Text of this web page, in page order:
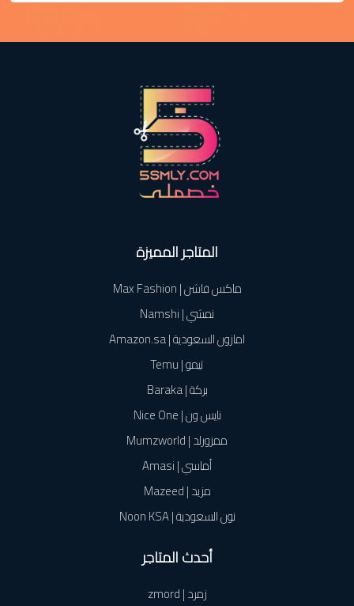
المتاجر المميزة
ماكس فاشن | Max Fashion
نمشي | Namshi
امازون السعودية | Amazon.sa
تيمو | Temu
بركة | Baraka
نايس ون | Nice One
ممزورلد | Mumzworld
أماسي | Amasi
مزيد | Mazeed
نون السعودية | Noon KSA
أحدث المتاجر
زمرد | zmord